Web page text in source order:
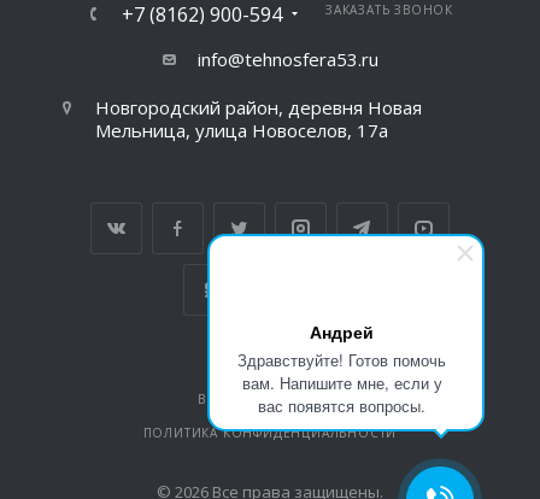
Андрей
Здравствуйте! Готов помочь
вам. Напишите мне, если у
вас появятся вопросы.
+7 (8162) 900-594 ЗАКАЗАТЬ ЗВОНОК
info@tehnosfera53.ru
Новгородский район, деревня Новая
Мельница, улица Новоселов, 17а
ВЕРСИЯ ДЛЯ ПЕЧАТИ
ПОЛИТИКА КОНФИДЕНЦИАЛЬНОСТИ
© 2026 Все права защищены.